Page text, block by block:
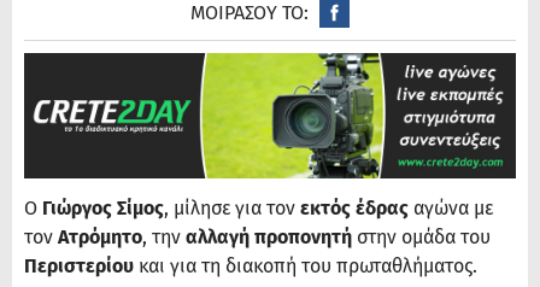
ΜΟΙΡΑΣΟΥ ΤΟ:
Ο Γιώργος Σίμος, μίλησε για τον εκτός έδρας αγώνα με
τον Ατρόμητο, την αλλαγή προπονητή στην ομάδα του
Περιστερίου και για τη διακοπή του πρωταθλήματος.